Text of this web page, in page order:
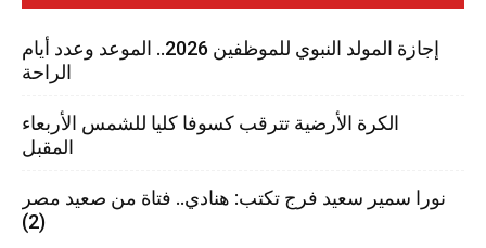
إجازة المولد النبوي للموظفين 2026.. الموعد وعدد أيام
الراحة
الكرة الأرضية تترقب كسوفا كليا للشمس الأربعاء
المقبل
نورا سمير سعيد فرج تكتب: هنادي.. فتاة من صعيد مصر
(2)